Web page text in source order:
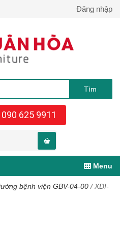
Đăng nhập
090 625 9911
Menu
bệnh viện GBV-04-00 / XDI-